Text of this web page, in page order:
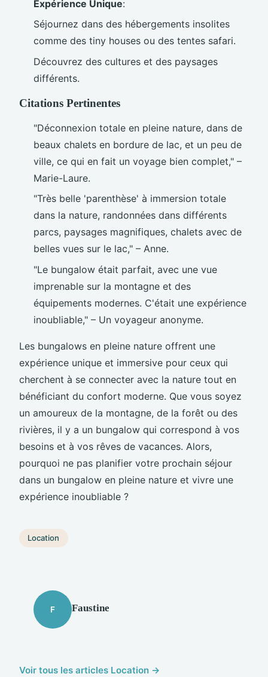
Expérience Unique:
Séjournez dans des hébergements insolites
comme des tiny houses ou des tentes safari.
Découvrez des cultures et des paysages
différents.
Citations Pertinentes
"Déconnexion totale en pleine nature, dans de
beaux chalets en bordure de lac, et un peu de
ville, ce qui en fait un voyage bien complet," –
Marie-Laure.
"Très belle 'parenthèse' à immersion totale
dans la nature, randonnées dans différents
parcs, paysages magnifiques, chalets avec de
belles vues sur le lac," – Anne.
"Le bungalow était parfait, avec une vue
imprenable sur la montagne et des
équipements modernes. C'était une expérience
inoubliable," – Un voyageur anonyme.
Les bungalows en pleine nature offrent une
expérience unique et immersive pour ceux qui
cherchent à se connecter avec la nature tout en
bénéficiant du confort moderne. Que vous soyez
un amoureux de la montagne, de la forêt ou des
rivières, il y a un bungalow qui correspond à vos
besoins et à vos rêves de vacances. Alors,
pourquoi ne pas planifier votre prochain séjour
dans un bungalow en pleine nature et vivre une
expérience inoubliable ?
Location
F Faustine
Voir tous les articles Location →